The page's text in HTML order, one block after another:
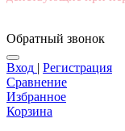
Обратный звонок
Вход | Регистрация
Сравнение
Избранное
Корзина